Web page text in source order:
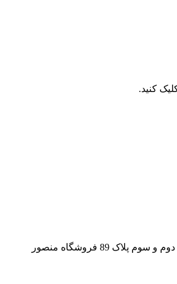
کنید.
89 فروشگاه منصور